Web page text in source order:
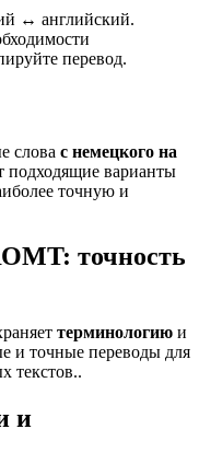
↔ английский.
перевод.
слова с немецкого на
подходящие варианты
точную и
точность
терминологию и
и точные переводы для
текстов..
и